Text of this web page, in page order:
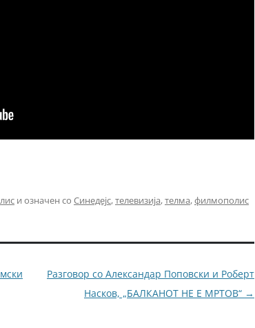
и означен со Синедејс,телевизија,телма,филмополис
Разговор со Александар Поповски и Роберт
Насков, „БАЛКАНОТ НЕ Е МРТОВ“ →